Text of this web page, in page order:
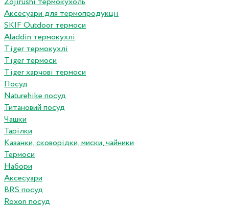
Аксесуари для термопродукціі
SKIF Outdoor термоси
Aladdin термокухлі
Tiger термокухлі
Tiger термоси
Tiger харчові термоси
Посуд
Naturehike посуд
Титановий посуд
Чашки
Тарілки
Казанки, сковорідки, миски, чайники
Термоси
Набори
Аксесуари
BRS посуд
Roxon посуд